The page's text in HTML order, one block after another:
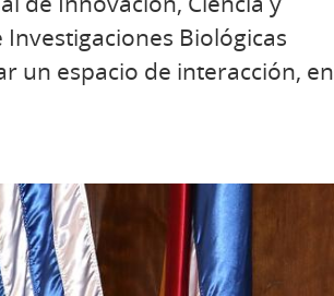
Biológicas
un espacio de interacción, en